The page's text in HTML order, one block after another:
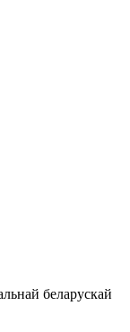
беларускай